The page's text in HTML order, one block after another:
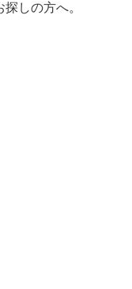
しの方へ。